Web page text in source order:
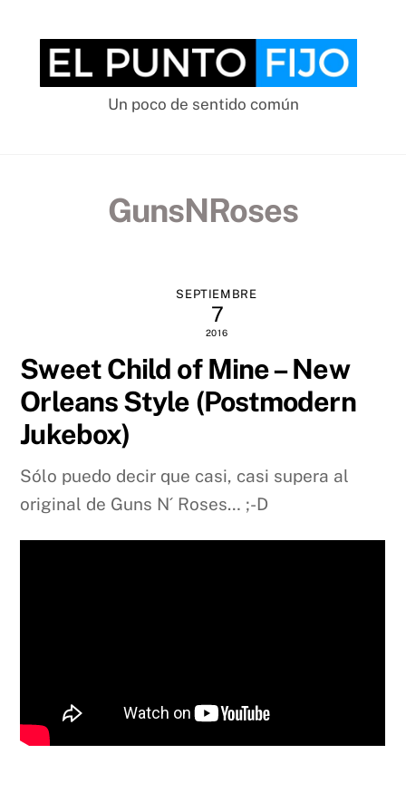
content
Un poco de sentido común
GunsNRoses
SEPTIEMBRE
7
2016
Sweet Child of Mine – New
Orleans Style (Postmodern
Jukebox)
Sólo puedo decir que casi, casi supera al
original de Guns N´ Roses… ;-D